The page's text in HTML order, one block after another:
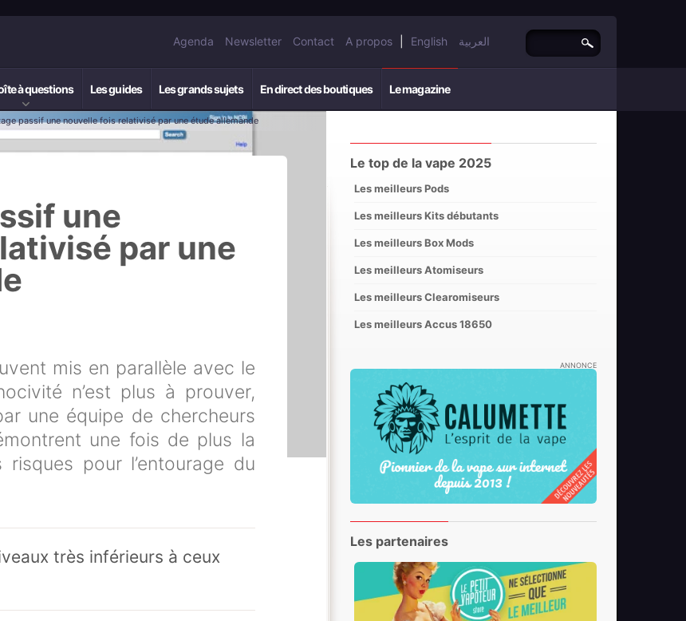
Agenda Newsletter Contact A propos English العربية
à questions Les guides Les grands sujets En direct des boutiques Le magazine
passif une nouvelle fois relativisé par une étude allemande
une
par une
mis en parallèle avec le
n’est plus à prouver,
une équipe de chercheurs
une fois de plus la
pour l’entourage du
très inférieurs à ceux
Le top de la vape 2025
Les meilleurs Pods
Les meilleurs Kits débutants
Les meilleurs Box Mods
Les meilleurs Atomiseurs
Les meilleurs Clearomiseurs
Les meilleurs Accus 18650
ANNONCE
Les partenaires